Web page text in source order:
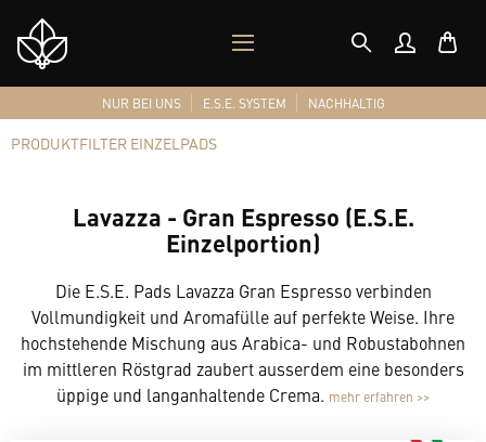
Shop
Logo
MOBILES
MENÜ
NUR BEI UNS E.S.E. SYSTEM NACHHALTIG
PRODUKTFILTER EINZELPADS
Lavazza - Gran Espresso (E.S.E.
Einzelportion)
Die E.S.E. Pads Lavazza Gran Espresso verbinden
Vollmundigkeit und Aromafülle auf perfekte Weise. Ihre
hochstehende Mischung aus Arabica- und Robustabohnen
im mittleren Röstgrad zaubert ausserdem eine besonders
üppige und langanhaltende Crema. mehr erfahren >>